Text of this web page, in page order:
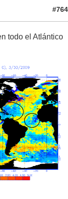
#764
todo el Atlántico